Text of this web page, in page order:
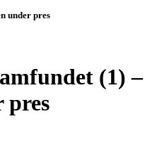
under pres
(1) –
pres